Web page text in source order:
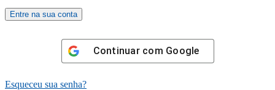
Continuar com Google
Esqueceu sua senha?